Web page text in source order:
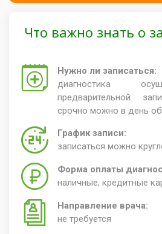
Что важно знать о
Нужно ли записаться:
диагностика
предварительной
срочно можно в день
График записи:
записаться можно
Форма оплаты
наличные, кредитные
Направление врача:
не требуется